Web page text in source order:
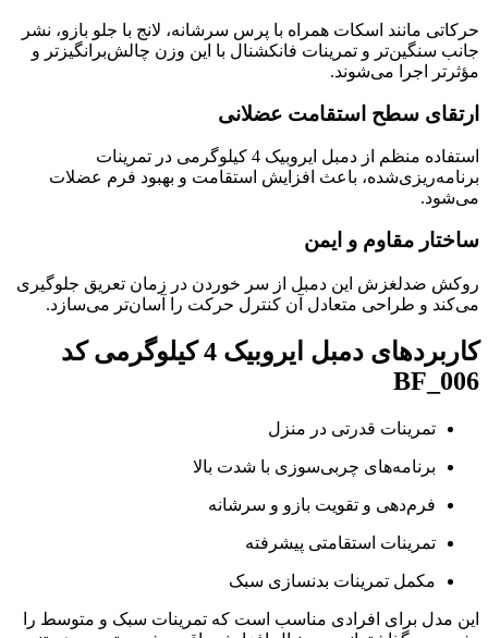
حرکاتی مانند اسکات همراه با پرس سرشانه، لانج با جلو بازو، نشر
جانب سنگین‌تر و تمرینات فانکشنال با این وزن چالش‌برانگیزتر و
مؤثرتر اجرا می‌شوند.
ارتقای سطح استقامت عضلانی
استفاده منظم از دمبل ایروبیک 4 کیلوگرمی در تمرینات
برنامه‌ریزی‌شده، باعث افزایش استقامت و بهبود فرم عضلات
می‌شود.
ساختار مقاوم و ایمن
روکش ضدلغزش این دمبل از سر خوردن در زمان تعریق جلوگیری
می‌کند و طراحی متعادل آن کنترل حرکت را آسان‌تر می‌سازد.
کاربردهای دمبل ایروبیک 4 کیلوگرمی کد
BF_006
تمرینات قدرتی در منزل
برنامه‌های چربی‌سوزی با شدت بالا
فرم‌دهی و تقویت بازو و سرشانه
تمرینات استقامتی پیشرفته
مکمل تمرینات بدنسازی سبک
این مدل برای افرادی مناسب است که تمرینات سبک و متوسط را